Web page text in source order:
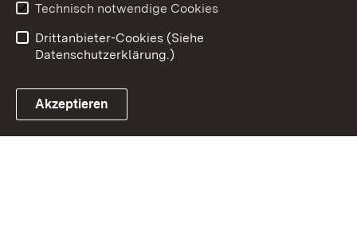
Technisch notwendige Cookies
Drittanbieter-Cookies (Siehe
Datenschutzerklärung.)
Akzeptieren